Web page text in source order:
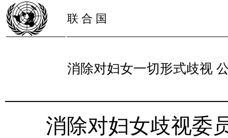
联 合 国
消除对妇女一切形式歧视
消除对妇女歧视委